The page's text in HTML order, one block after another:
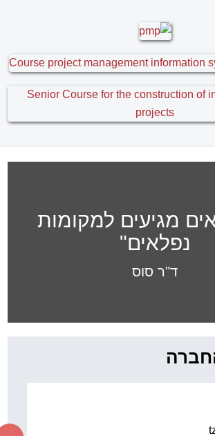
מגיעים למקומות
נפלאים"
ד"ר סוס